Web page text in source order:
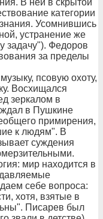
В ней в скрытой
категории
Усомнившись
устранение же
задачу"). Федоров
за пределы
псовую охоту,
Восхищался
зеркалом в
в Пушкине
примирения,
к людям". В
суждения
мир находится в
себе вопроса:
хотя, взятые в
Писарев был